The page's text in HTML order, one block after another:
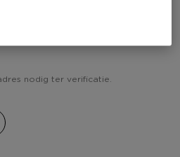
een review!
nodig ter verificatie.